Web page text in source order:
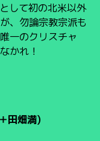
して初の北米以外
、勿論宗教宗派も
一のクリスチャ
かれ！
田畑満)